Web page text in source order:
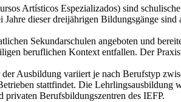
Artísticos Espezializados) sind
dieser dreijährigen Bildungsgänge
Sekundarschulen angeboten und
beruflichen Kontext entfallen. Der
Ausbildung variiert je nach Berufstyp
stattfindet. Die Lehrlingsausbildung
Berufsbildungszentren des IEFP.